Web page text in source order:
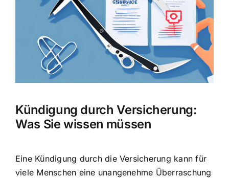
Kündigung durch Versicherung:
Was Sie wissen müssen
Eine Kündigung durch die Versicherung kann für
viele Menschen eine unangenehme Überraschung